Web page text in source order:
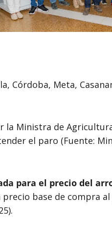
Córdoba, Meta,
la Ministra de
el paro (Fuente:
para el precio del
base de compra